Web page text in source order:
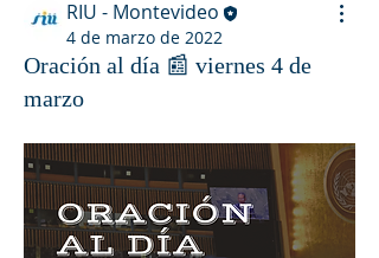
RIU - Montevideo
4 de marzo de 2022
Oración al día 📰 viernes 4 de
marzo